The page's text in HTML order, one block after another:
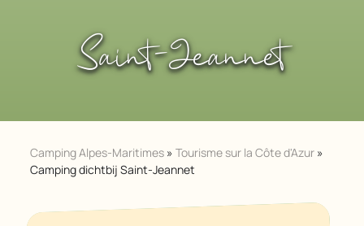
Saint-Jeannet
Camping Alpes-Maritimes »Tourisme sur la Côte d'Azur »
Camping dichtbij Saint-Jeannet